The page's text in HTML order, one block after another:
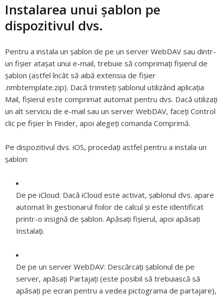
Instalarea unui șablon pe
dispozitivul dvs.
Pentru a instala un șablon de pe un server WebDAV sau dintr-
un fișier atașat unui e-mail, trebuie să comprimați fișierul de
șablon (astfel încât să aibă extensia de fișier
.nmbtemplate.zip). Dacă trimiteți șablonul utilizând aplicația
Mail, fișierul este comprimat automat pentru dvs. Dacă utilizați
un alt serviciu de e-mail sau un server WebDAV, faceți Control
clic pe fișier în Finder, apoi alegeți comanda Comprimă.
Pe dispozitivul dvs. iOS, procedați astfel pentru a instala un
șablon:
De pe iCloud: Dacă iCloud este activat, șablonul dvs. apare
automat în gestionarul foilor de calcul și este identificat
printr-o insignă de șablon. Apăsați fișierul, apoi apăsați
Instalați.
De pe un server WebDAV: Descărcați șablonul de pe
server, apăsați Partajați (este posibil să trebuiască să
apăsați pe ecran pentru a vedea pictograma de partajare),